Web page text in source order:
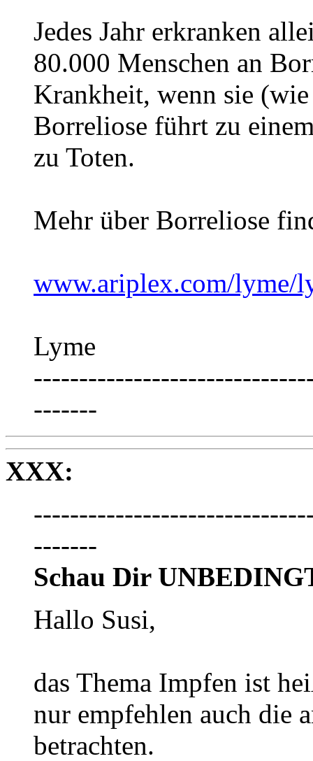
Jedes Jahr erkranken
80.000 Menschen an
Krankheit, wenn sie
Borreliose führt zu
zu Toten.
Mehr über Borreliose
www.ariplex.com/lyme/
Lyme
-------
XXX:
-------
Schau Dir
Hallo Susi,
das Thema Impfen ist
nur empfehlen auch die
betrachten.